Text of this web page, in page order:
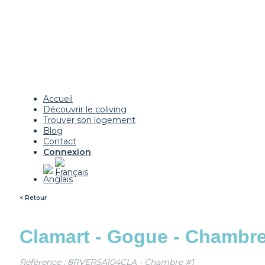
Accueil
Découvrir le coliving
Trouver son logement
Blog
Contact
Connexion
< Retour
Clamart - Gogue -
Référence : 8RVERSA104CLA - Chambre #1